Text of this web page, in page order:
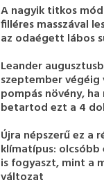
A nagyik titkos
filléres masszával
az odaégett lábos
Leander
szeptember végéig
pompás növény,
betartod ezt a 4
Újra népszerű ez a
klímatípus: olcsóbb
is fogyaszt, mint a
változat